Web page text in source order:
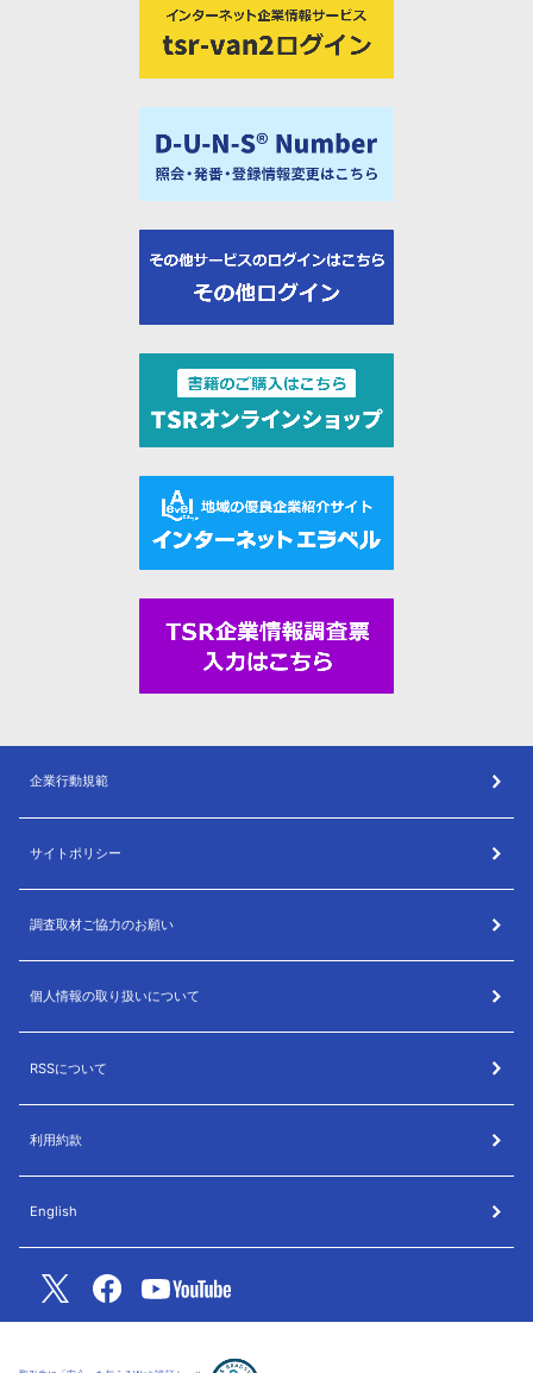
企業行動規範
サイトポリシー
調査取材ご協力のお願い
個人情報の取り扱いについて
RSSについて
利用約款
English